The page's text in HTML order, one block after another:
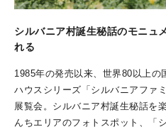
シルバニア村誕生秘話のモニュ
れる
1985年の発売以来、世界80以上
ハウスシリーズ「シルバニアファ
展覧会。シルバニア村誕生秘話を
んちエリアのフォトスポット、「